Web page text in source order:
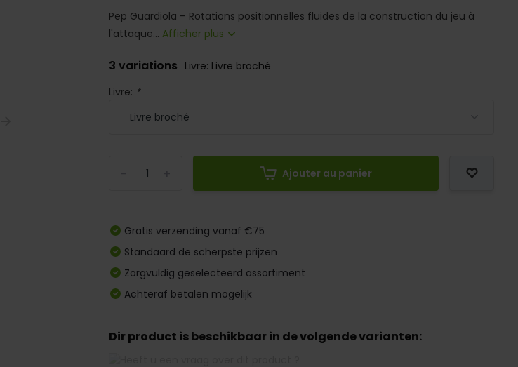
Pep Guardiola – Rotations positionnelles fluides de la construction du jeu à
l'attaque... Afficher plus
3 variations Livre: Livre broché
Livre: *
Ajouter au panier
Gratis verzending vanaf €75
Standaard de scherpste prijzen
Zorgvuldig geselecteerd assortiment
Achteraf betalen mogelijk
Dir product is beschikbaar in de volgende varianten: